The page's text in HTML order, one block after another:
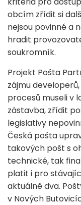
obcím zřídit si
nejsou povinné a
hradit
soukromník.
Projekt Pošta
zájmu
procesů museli v
zástavba, zřídit
legislativy
Česká pošta
takových pošt s
technické, tak
platit i pro
aktuálně dva.
v Nových